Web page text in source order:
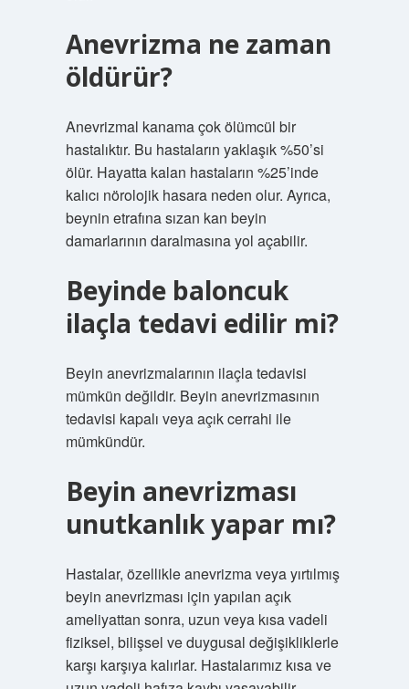
Anevrizma ne zaman
öldürür?
Anevrizmal kanama çok ölümcül bir
hastalıktır. Bu hastaların yaklaşık %50’si
ölür. Hayatta kalan hastaların %25’inde
kalıcı nörolojik hasara neden olur. Ayrıca,
beynin etrafına sızan kan beyin
damarlarının daralmasına yol açabilir.
Beyinde baloncuk
ilaçla tedavi edilir mi?
Beyin anevrizmalarının ilaçla tedavisi
mümkün değildir. Beyin anevrizmasının
tedavisi kapalı veya açık cerrahi ile
mümkündür.
Beyin anevrizması
unutkanlık yapar mı?
Hastalar, özellikle anevrizma veya yırtılmış
beyin anevrizması için yapılan açık
ameliyattan sonra, uzun veya kısa vadeli
fiziksel, bilişsel ve duygusal değişikliklerle
karşı karşıya kalırlar. Hastalarımız kısa ve